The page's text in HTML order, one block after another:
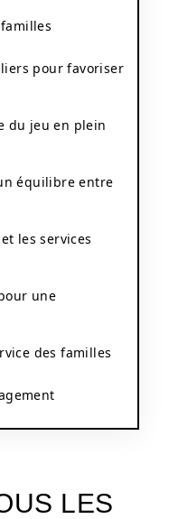
pour favoriser
du jeu en plein
équilibre entre
les services
une
des familles
LES